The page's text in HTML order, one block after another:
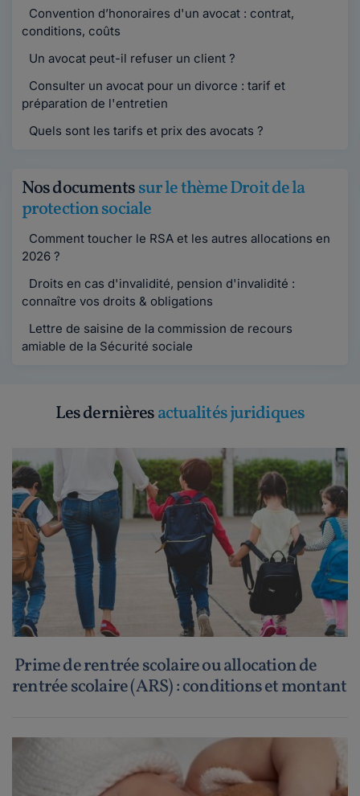
Convention d’honoraires d'un avocat : contrat,
conditions, coûts
Un avocat peut-il refuser un client ?
Consulter un avocat pour un divorce : tarif et
préparation de l'entretien
Quels sont les tarifs et prix des avocats ?
Nos documentssur le thème Droit de la
protection sociale
Comment toucher le RSA et les autres allocations en
2026 ?
Droits en cas d'invalidité, pension d'invalidité :
connaître vos droits & obligations
Lettre de saisine de la commission de recours
amiable de la Sécurité sociale
Les dernièresactualités juridiques
Prime de rentrée scolaire ou allocation de
rentrée scolaire (ARS) : conditions et montant